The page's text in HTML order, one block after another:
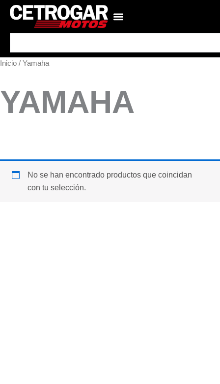
contenido
Inicio / Yamaha
YAMAHA
No se han encontrado productos que coincidan
con tu selección.